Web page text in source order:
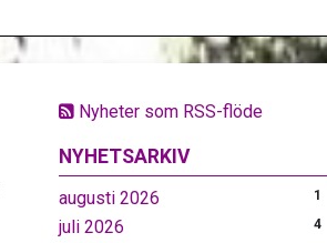
Nyheter som RSS-flöde
NYHETSARKIV
augusti 2026 1
juli 2026 4